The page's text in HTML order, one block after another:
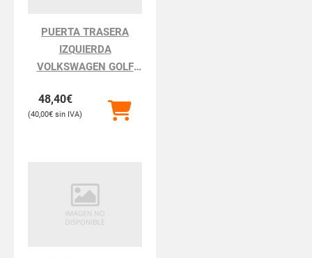
PUERTA TRASERA
IZQUIERDA
VOLKSWAGEN GOLF
48,40€
40,00€